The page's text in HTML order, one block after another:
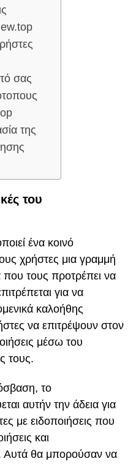
σας
της
του
ένα κοινό
χρήστες μια γραμμή
τους προτρέπει να
για να
καλοήθης
να επιτρέψουν στον
μέσω του
τους.
το
αυτήν την άδεια για
με ειδοποιήσεις που
και
Αυτά θα μπορούσαν να